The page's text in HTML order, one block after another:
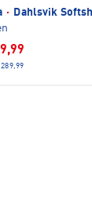
·
Dahlsvik